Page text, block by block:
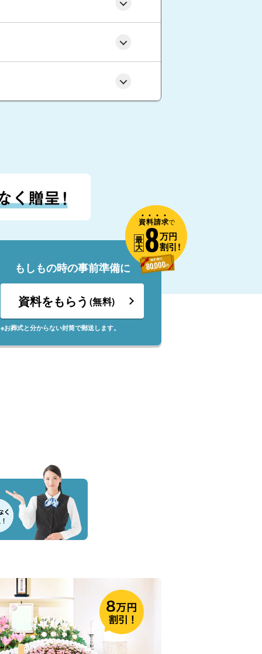
もしもの時の事前準備に
資料をもらう (無料)
※お葬式と分からない封筒で郵送します。
資料請求で
最
大8万円
割引!